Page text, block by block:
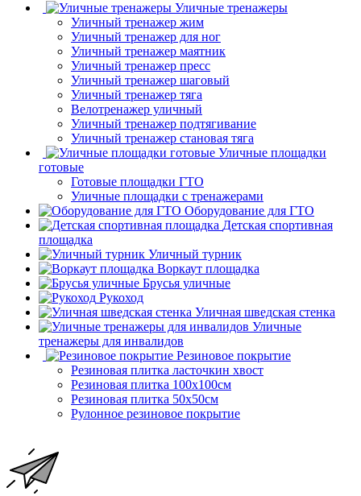
Уличные тренажеры
Уличный тренажер жим
Уличный тренажер для ног
Уличный тренажер маятник
Уличный тренажер пресс
Уличный тренажер шаговый
Уличный тренажер тяга
Велотренажер уличный
Уличный тренажер подтягивание
Уличный тренажер становая тяга
Уличные площадки
готовые
Готовые площадки ГТО
Уличные площадки с тренажерами
Оборудование для ГТО
Детская спортивная
площадка
Уличный турник
Воркаут площадка
Брусья уличные
Рукоход
Уличная шведская стенка
Уличные
тренажеры для инвалидов
Резиновое покрытие
Резиновая плитка ласточкин хвост
Резиновая плитка 100х100см
Резиновая плитка 50х50см
Рулонное резиновое покрытие